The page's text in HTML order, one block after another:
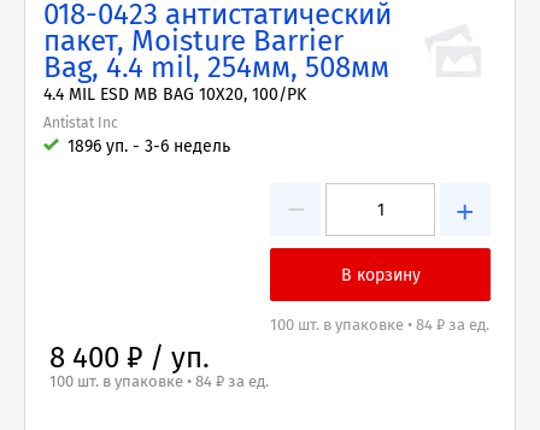
018-0423 антистатический
пакет, Moisture Barrier
Bag, 4.4 mil, 254мм, 508мм
4.4 MIL ESD MB BAG 10X20, 100/PK
Antistat Inc
1896 уп. - 3-6 недель
− +
100 шт. в упаковке • 84 ₽ за ед.
8 400 ₽ / уп.
100 шт. в упаковке • 84 ₽ за ед.